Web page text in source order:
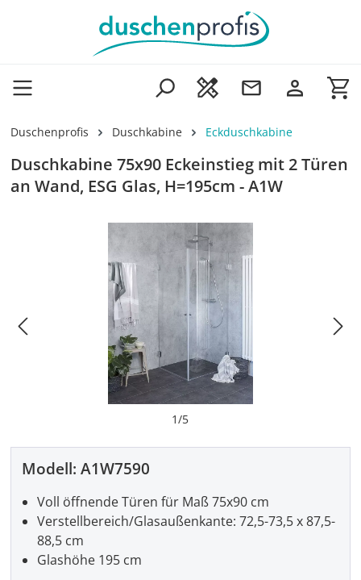
Zum Hauptinhalt springen
Duschenprofis Duschkabine Eckduschkabine
Duschkabine 75x90 Eckeinstieg mit 2 Türen
an Wand, ESG Glas, H=195cm - A1W
1/5
Modell: A1W7590
Voll öffnende Türen für Maß 75x90 cm
Verstellbereich/Glasaußenkante: 72,5-73,5 x 87,5-
88,5 cm
Glashöhe 195 cm